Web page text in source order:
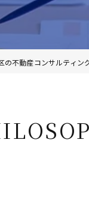
産家向けサービス
家向けサービス
ー向け
の不動産コンサルティ